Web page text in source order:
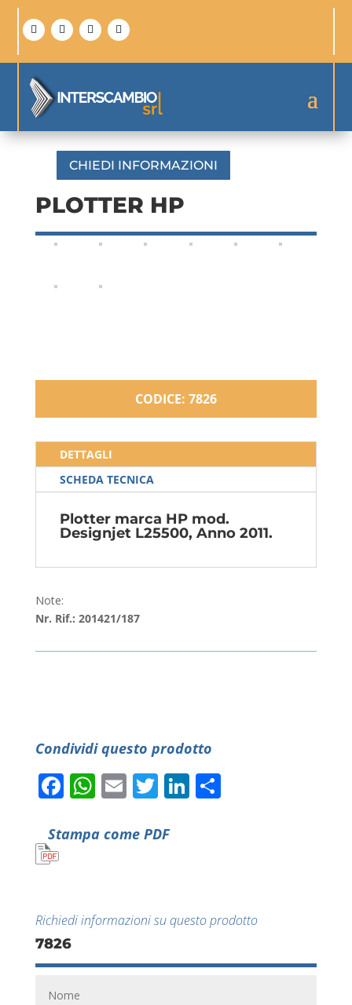
PLOTTER HP
CHIEDI INFORMAZIONI
CODICE: 7826
DETTAGLI
SCHEDA TECNICA
Plotter marca HP mod.
Designjet L25500, Anno 2011.
Note:
Nr. Rif.: 201421/187
Condividi questo prodotto
Facebook
WhatsApp
EmailTwitter
LinkedIn
Condividi
Stampa come PDF
Richiedi informazioni su questo prodotto
7826